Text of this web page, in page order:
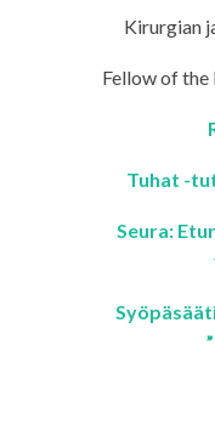
Kirurgian
Fellow of
Tuhat -
Seura: